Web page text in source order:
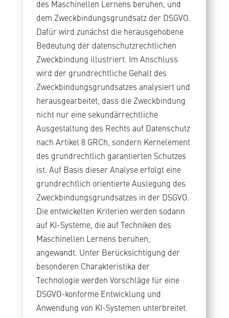
des Maschinellen Lernens beruhen, und
dem Zweckbindungsgrundsatz der DSGVO.
Dafür wird zunächst die herausgehobene
Bedeutung der datenschutzrechtlichen
Zweckbindung illustriert. Im Anschluss
wird der grundrechtliche Gehalt des
Zweckbindungsgrundsatzes analysiert und
herausgearbeitet, dass die Zweckbindung
nicht nur eine sekundärrechtliche
Ausgestaltung des Rechts auf Datenschutz
nach Artikel 8 GRCh, sondern Kernelement
des grundrechtlich garantierten Schutzes
ist. Auf Basis dieser Analyse erfolgt eine
grundrechtlich orientierte Auslegung des
Zweckbindungsgrundsatzes in der DSGVO.
Die entwickelten Kriterien werden sodann
auf KI-Systeme, die auf Techniken des
Maschinellen Lernens beruhen,
angewandt. Unter Berücksichtigung der
besonderen Charakteristika der
Technologie werden Vorschläge für eine
DSGVO-konforme Entwicklung und
Anwendung von KI-Systemen unterbreitet.